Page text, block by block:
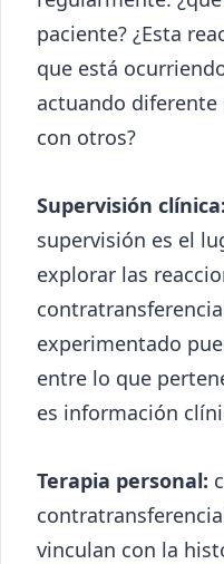
paciente? ¿Esta
que está
actuando
con otros?
Supervisión clínica:
supervisión es el
explorar las
experimentado
entre lo que
es información
Terapia personal:
vinculan con la